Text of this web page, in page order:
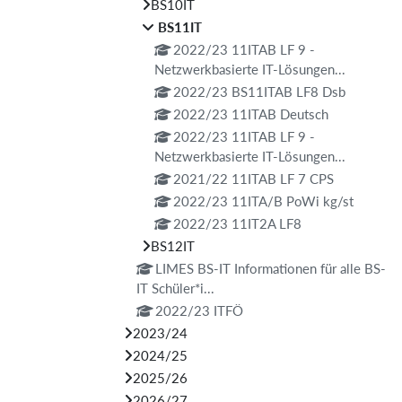
BS10IT
BS11IT
2022/23 11ITAB LF 9 -
Netzwerkbasierte IT-Lösungen...
2022/23 BS11ITAB LF8 Dsb
2022/23 11ITAB Deutsch
2022/23 11ITAB LF 9 -
Netzwerkbasierte IT-Lösungen...
2021/22 11ITAB LF 7 CPS
2022/23 11ITA/B PoWi kg/st
2022/23 11IT2A LF8
BS12IT
LIMES BS-IT Informationen für alle BS-
IT Schüler*i...
2022/23 ITFÖ
2023/24
2024/25
2025/26